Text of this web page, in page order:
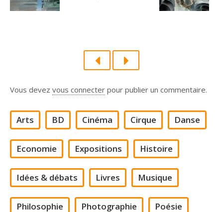
Vous devez vous connecter pour publier un commentaire.
Arts BD Cinéma Cirque Danse
Economie Expositions Histoire
Idées & débats Livres Musique
Philosophie Photographie Poésie